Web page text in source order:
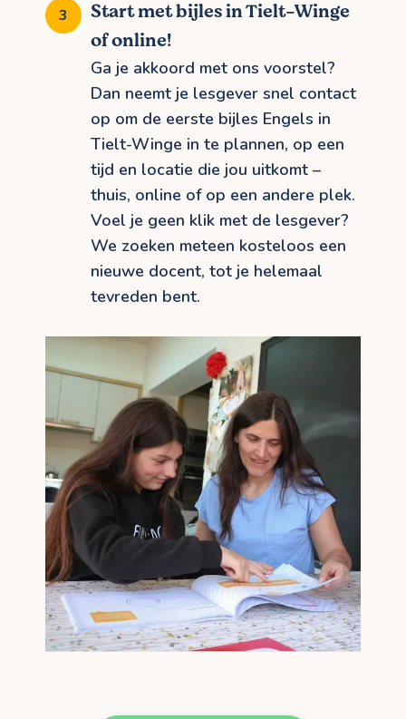
Start met bijles in Tielt-Winge
of online!
Ga je akkoord met ons voorstel?
Dan neemt je lesgever snel contact
op om de eerste bijles Engels in
Tielt-Winge in te plannen, op een
tijd en locatie die jou uitkomt –
thuis, online of op een andere plek.
Voel je geen klik met de lesgever?
We zoeken meteen kosteloos een
nieuwe docent, tot je helemaal
tevreden bent.